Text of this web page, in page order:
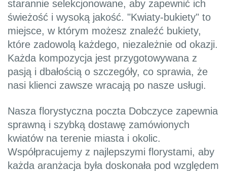
starannie selekcjonowane, aby zapewnić ich
świeżość i wysoką jakość. "Kwiaty-bukiety" to
miejsce, w którym możesz znaleźć bukiety,
które zadowolą każdego, niezależnie od okazji.
Każda kompozycja jest przygotowywana z
pasją i dbałością o szczegóły, co sprawia, że
nasi klienci zawsze wracają po nasze usługi.
Nasza florystyczna poczta Dobczyce zapewnia
sprawną i szybką dostawę zamówionych
kwiatów na terenie miasta i okolic.
Współpracujemy z najlepszymi florystami, aby
każda aranżacja była doskonała pod względem